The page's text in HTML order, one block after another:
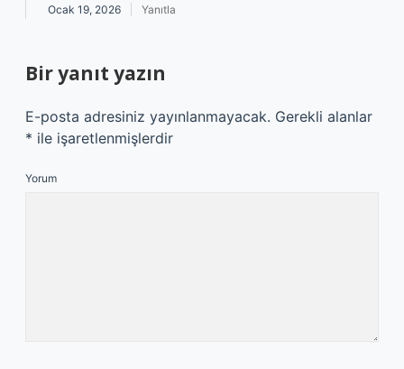
Ocak 19, 2026 Yanıtla
Bir yanıt yazın
E-posta adresiniz yayınlanmayacak. Gerekli alanlar
* ile işaretlenmişlerdir
Yorum